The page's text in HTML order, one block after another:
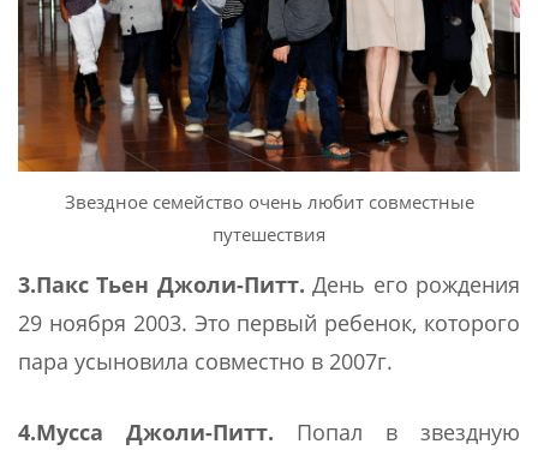
Звездное семейство очень любит совместные
путешествия
3.Пакс Тьен Джоли-Питт. День его рождения
29 ноября 2003. Это первый ребенок, которого
пара усыновила совместно в 2007г.
4.Мусса Джоли-Питт. Попал в звездную